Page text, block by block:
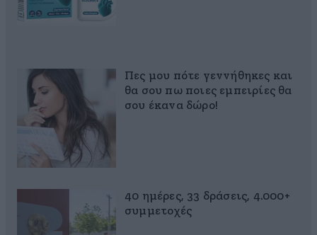
Πες μου πότε γεννήθηκες και
θα σου πω ποιες εμπειρίες θα
σου έκανα δώρο!
40 ημέρες, 33 δράσεις, 4.000+
συμμετοχές